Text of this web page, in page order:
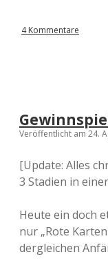
4 Kommentare
Veröffentlicht am 24.
[Update: Alles
3 Stadien in
Heute ein doch
nur „Rote
dergleichen